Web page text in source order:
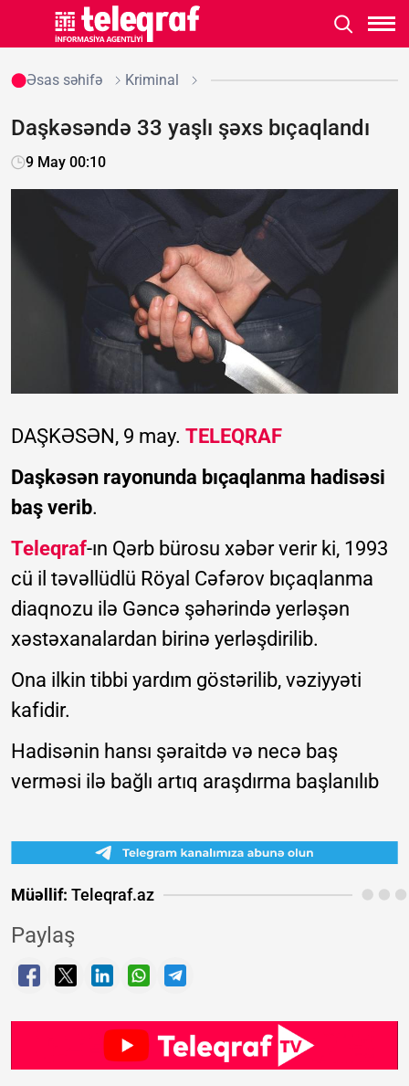
Əsas səhifə Kriminal
Daşkəsəndə 33 yaşlı şəxs bıçaqlandı
9 May 00:10
DAŞKƏSƏN, 9 may. TELEQRAF
Daşkəsən rayonunda bıçaqlanma hadisəsi
baş verib.
Teleqraf-ın Qərb bürosu xəbər verir ki, 1993
cü il təvəllüdlü Röyal Cəfərov bıçaqlanma
diaqnozu ilə Gəncə şəhərində yerləşən
xəstəxanalardan birinə yerləşdirilib.
Ona ilkin tibbi yardım göstərilib, vəziyyəti
kafidir.
Hadisənin hansı şəraitdə və necə baş
verməsi ilə bağlı artıq araşdırma başlanılıb
Müəllif: Teleqraf.az
Paylaş